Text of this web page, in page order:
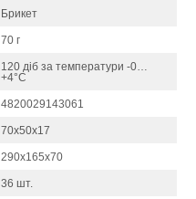
Брикет
70 г
120 діб за температури -0…
+4°С
4820029143061
70х50х17
290х165х70
36 шт.